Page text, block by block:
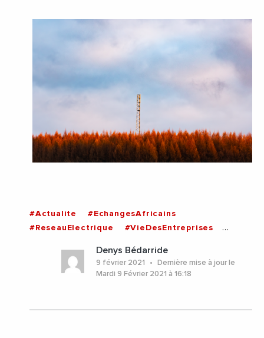
#Actualite
#EchangesAfricains
#ReseauElectrique
#VieDesEntreprises
Denys Bédarride
9 février 2021
Dernière mise à jour le
Mardi 9 Février 2021 à 16:18